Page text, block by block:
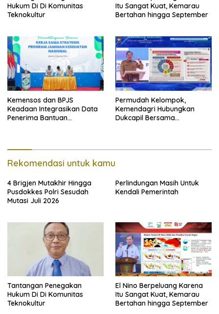
Hukum Di Di Komunitas
Teknokultur
Itu Sangat Kuat, Kemarau
Bertahan hingga September
Kemensos dan BPJS
Keadaan Integrasikan Data
Penerima Bantuan
Permudah Kelompok,
Kemendagri Hubungkan
Dukcapil Bersama
Rekomendasi untuk kamu
4 Brigjen Mutakhir Hingga
Pusdokkes Polri Sesudah
Mutasi Juli 2026
Perlindungan Masih Untuk
Kendali Pemerintah
Tantangan Penegakan
Hukum Di Di Komunitas
Teknokultur
El Nino Berpeluang Karena
Itu Sangat Kuat, Kemarau
Bertahan hingga September